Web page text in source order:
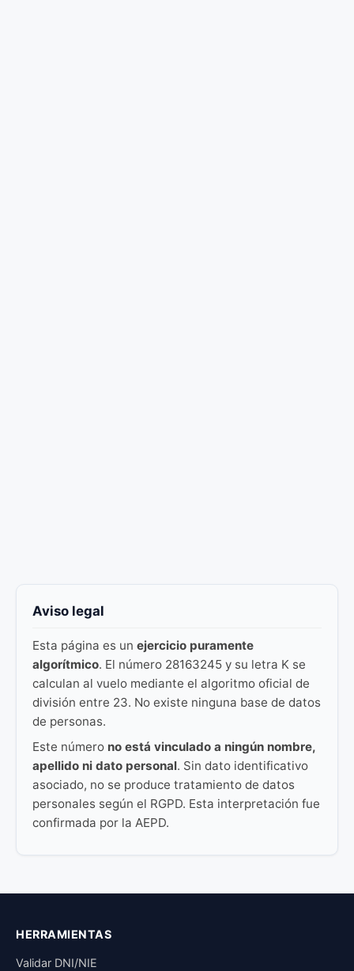
Aviso legal
Esta página es un ejercicio puramente
algorítmico. El número 28163245 y su letra K se
calculan al vuelo mediante el algoritmo oficial de
división entre 23. No existe ninguna base de datos
de personas.
Este número no está vinculado a ningún nombre,
apellido ni dato personal. Sin dato identificativo
asociado, no se produce tratamiento de datos
personales según el RGPD. Esta interpretación fue
confirmada por la AEPD.
HERRAMIENTAS
Validar DNI/NIE